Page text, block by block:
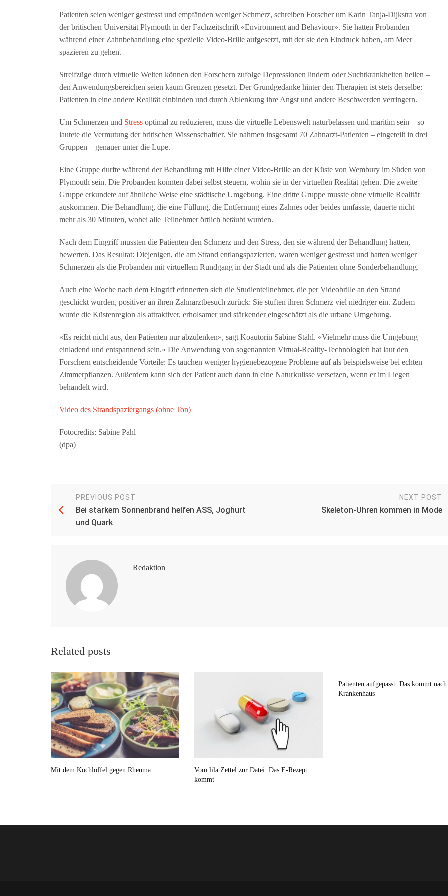
Patienten seien weniger gestresst und empfänden weniger Schmerz, schreiben Forscher um Karin Tanja-Dijkstra von
der britischen Universität Plymouth in der Fachzeitschrift «Environment and Behaviour». Sie hatten Probanden
während einer Zahnbehandlung eine spezielle Video-Brille aufgesetzt, mit der sie den Eindruck haben, am Meer
spazieren zu gehen.
Streifzüge durch virtuelle Welten können den Forschern zufolge Depressionen lindern oder Suchtkrankheiten heilen –
den Anwendungsbereichen seien kaum Grenzen gesetzt. Der Grundgedanke hinter den Therapien ist stets derselbe:
Patienten in eine andere Realität einbinden und durch Ablenkung ihre Angst und andere Beschwerden verringern.
Um Schmerzen und Stressoptimal zu reduzieren, muss die virtuelle Lebenswelt naturbelassen und maritim sein – so
lautete die Vermutung der britischen Wissenschaftler. Sie nahmen insgesamt 70 Zahnarzt-Patienten – eingeteilt in drei
Gruppen – genauer unter die Lupe.
Eine Gruppe durfte während der Behandlung mit Hilfe einer Video-Brille an der Küste von Wembury im Süden von
Plymouth sein. Die Probanden konnten dabei selbst steuern, wohin sie in der virtuellen Realität gehen. Die zweite
Gruppe erkundete auf ähnliche Weise eine städtische Umgebung. Eine dritte Gruppe musste ohne virtuelle Realität
auskommen. Die Behandlung, die eine Füllung, die Entfernung eines Zahnes oder beides umfasste, dauerte nicht
mehr als 30 Minuten, wobei alle Teilnehmer örtlich betäubt wurden.
Nach dem Eingriff mussten die Patienten den Schmerz und den Stress, den sie während der Behandlung hatten,
bewerten. Das Resultat: Diejenigen, die am Strand entlangspazierten, waren weniger gestresst und hatten weniger
Schmerzen als die Probanden mit virtuellem Rundgang in der Stadt und als die Patienten ohne Sonderbehandlung.
Auch eine Woche nach dem Eingriff erinnerten sich die Studienteilnehmer, die per Videobrille an den Strand
geschickt wurden, positiver an ihren Zahnarztbesuch zurück: Sie stuften ihren Schmerz viel niedriger ein. Zudem
wurde die Küstenregion als attraktiver, erholsamer und stärkender eingeschätzt als die urbane Umgebung.
«Es reicht nicht aus, den Patienten nur abzulenken», sagt Koautorin Sabine Stahl. «Vielmehr muss die Umgebung
einladend und entspannend sein.» Die Anwendung von sogenannten Virtual-Reality-Technologien hat laut den
Forschern entscheidende Vorteile: Es tauchen weniger hygienebezogene Probleme auf als beispielsweise bei echten
Zimmerpflanzen. Außerdem kann sich der Patient auch dann in eine Naturkulisse versetzen, wenn er im Liegen
behandelt wird.
Video des Strandspaziergangs (ohne Ton)
Fotocredits: Sabine Pahl
(dpa)
PREVIOUS POST
Bei starkem Sonnenbrand helfen ASS, Joghurt
und Quark
NEXT POST
Skeleton-Uhren kommen in Mode
Redaktion
Related posts
Mit dem Kochlöffel gegen Rheuma
Vom lila Zettel zur Datei: Das E-Rezept
kommt
Patienten aufgepasst: Das kommt
Krankenhaus